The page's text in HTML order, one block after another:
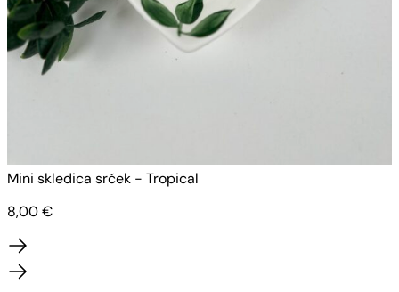
Mini skledica srček - Tropical
8,00€